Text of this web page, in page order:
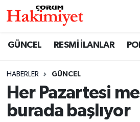
GÜNCEL RESMİ İLANLAR
HABERLER GÜNCEL
Her Pazartesi
burada başlıyor
SAĞLIK
ASAYİŞ
Nöbetçi Eczaneler
Çorum Namaz Vakitleri
Trafik Durumu